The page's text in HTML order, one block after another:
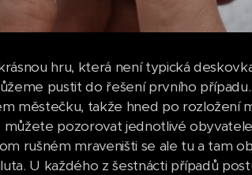
hru, která není typická
pustit do řešení prvního
městečku, takže hned po rozložení
pozorovat jednotlivé
rušném mraveništi se ale tu a tam
U každého z šestnácti případů